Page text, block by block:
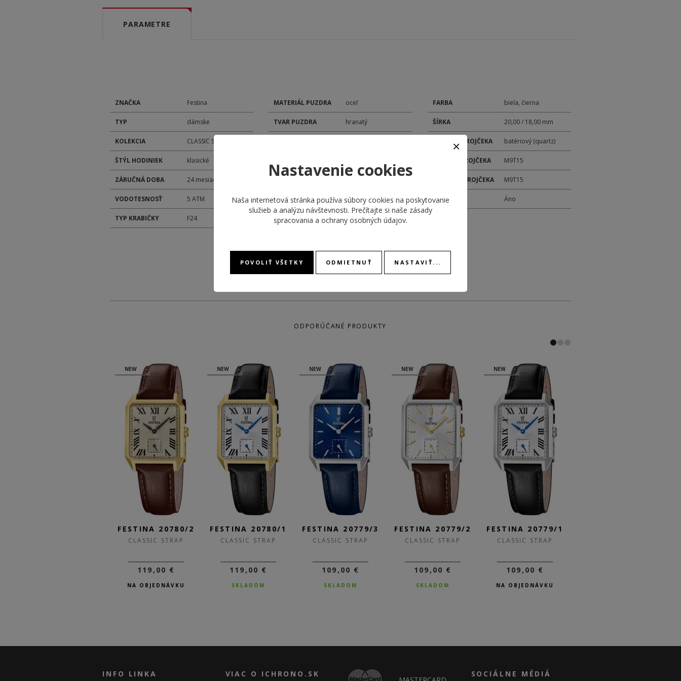
PARAMETRE
ZNAČKA Festina
TYP dámske
KOLEKCIA CLASSIC STRAP
ŠTÝL HODINIEK klasické
ZÁRUČNÁ DOBA 24 mesiacov
VODOTESNOSŤ 5 ATM
TYP KRABIČKY F24
MATERIÁL PUZDRA oceľ
TVAR PUZDRA hranatý
ROZMER PUZDRA 29,50 / 26,00 mm
MATERIÁL
REMIENKA
remienok kožený
FARBA biela, čierna
ŠÍRKA 20,00 / 18,00 mm
POHON STROJČEKA batériový (quartz)
MODEL STROJČEKA M9T15
KALIBER STROJČEKA M9T15
DÁTUM Áno
ODPORÚČANÉ PRODUKTY
NEW
FESTINA 20780/2
CLASSIC STRAP
119,00 €
NA OBJEDNÁVKU
NEW
FESTINA 20780/1
CLASSIC STRAP
119,00 €
SKLADOM
NEW
FESTINA 20779/3
CLASSIC STRAP
109,00 €
SKLADOM
NEW
FESTINA 20779/2
CLASSIC STRAP
109,00 €
SKLADOM
NEW
FESTINA 20779/1
CLASSIC STRAP
109,00 €
NA OBJEDNÁVKU
INFO LINKA VIAC O ICHRONO.SK SOCIÁLNE MÉDIÁ
Nastavenie cookies
Naša internetová stránka používa súbory cookies na poskytovanie
služieb a analýzu návštevnosti. Prečítajte si naše zásady
spracovania a ochrany osobných údajov.
POVOLIŤ VŠETKY ODMIETNUŤ NASTAVIŤ...